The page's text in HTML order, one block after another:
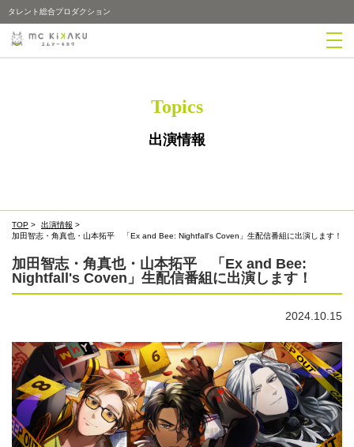
タレント総合プロダクション
Topics
出演情報
TOP > 出演情報 >
加田智志・角真也・山本拓平 「Ex and Bee: Nightfall's Coven」生配信番組に出演します！
加田智志・角真也・山本拓平 「Ex and Bee:
Nightfall's Coven」生配信番組に出演します！
2024.10.15